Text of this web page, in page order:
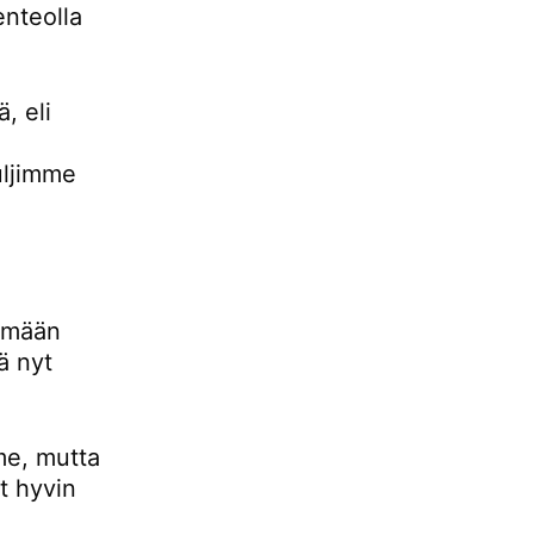
eli
nyt
mutta
hyvin